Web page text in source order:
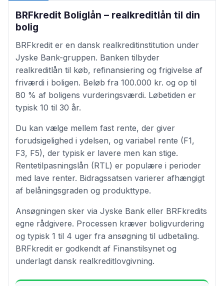
BRFkredit Boliglån – realkreditlån til din
bolig
BRFkredit er en dansk realkreditinstitution under
Jyske Bank-gruppen. Banken tilbyder
realkreditlån til køb, refinansiering og frigivelse af
friværdi i boligen. Beløb fra 100.000 kr. og op til
80 % af boligens vurderingsværdi. Løbetiden er
typisk 10 til 30 år.
Du kan vælge mellem fast rente, der giver
forudsigelighed i ydelsen, og variabel rente (F1,
F3, F5), der typisk er lavere men kan stige.
Rentetilpasningslån (RTL) er populære i perioder
med lave renter. Bidragssatsen varierer afhængigt
af belåningsgraden og produkttype.
Ansøgningen sker via Jyske Bank eller BRFkredits
egne rådgivere. Processen kræver boligvurdering
og typisk 1 til 4 uger fra ansøgning til udbetaling.
BRFkredit er godkendt af Finanstilsynet og
underlagt dansk realkreditlovgivning.